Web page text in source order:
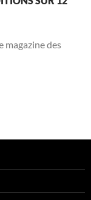
magazine des